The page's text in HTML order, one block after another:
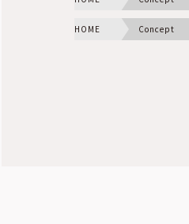
HOME Concept